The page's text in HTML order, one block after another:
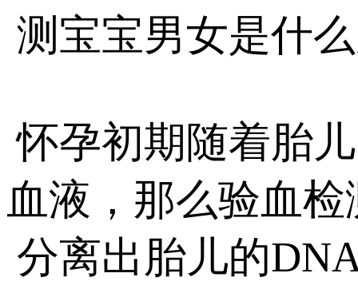
测宝宝男女是什
怀孕初期随着胎
血液，那么验血
分离出胎儿的